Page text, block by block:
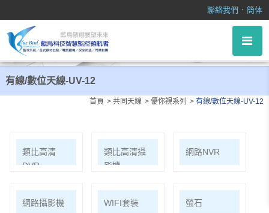
聯絡我們 ． 簡体
有線/數位天線-UV-12
首頁 共同天線 優你視系列 有線/數位天線-UV-12
類比高清
DVR
類比高清攝
影機
網路NVR
網路攝影機 WIFI套裝 螢石